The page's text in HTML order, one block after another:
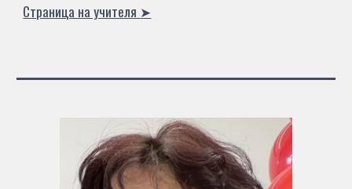
Страница на учителя ➤